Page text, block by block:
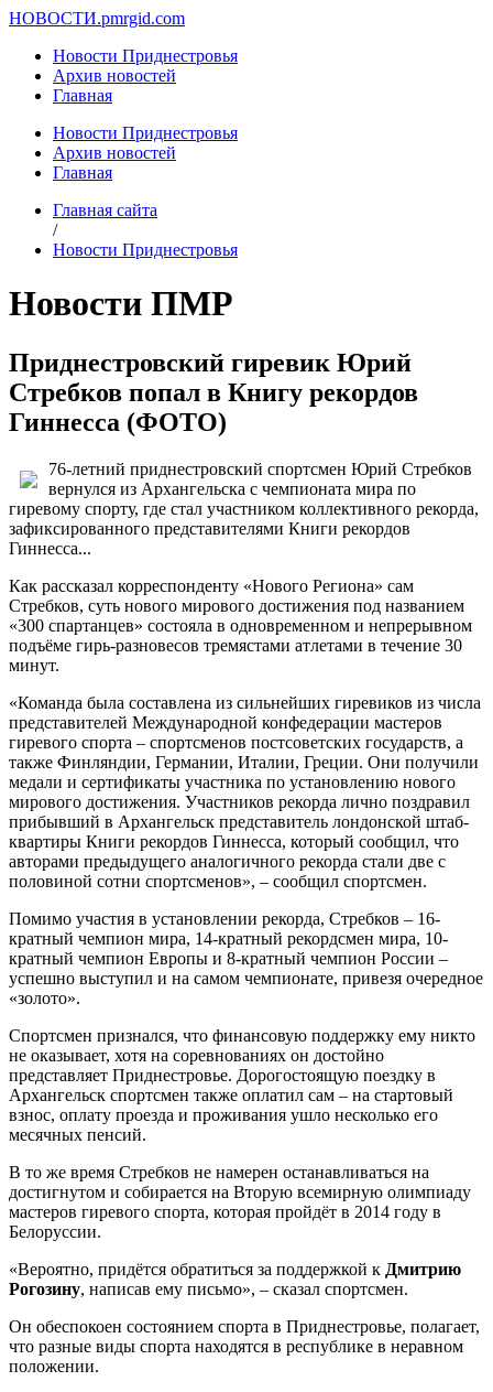
НОВОСТИ.pmrgid.com
Новости Приднестровья
Архив новостей
Главная
Новости Приднестровья
Архив новостей
Главная
Главная сайта
/
Новости Приднестровья
Новости ПМР
Приднестровский гиревик Юрий
Стребков попал в Книгу рекордов
Гиннесса (ФОТО)
76-летний приднестровский спортсмен Юрий Стребков
вернулся из Архангельска с чемпионата мира по
гиревому спорту, где стал участником коллективного рекорда,
зафиксированного представителями Книги рекордов
Гиннесса...
Как рассказал корреспонденту «Нового Региона» сам
Стребков, суть нового мирового достижения под названием
«300 спартанцев» состояла в одновременном и непрерывном
подъёме гирь-разновесов тремястами атлетами в течение 30
минут.
«Команда была составлена из сильнейших гиревиков из числа
представителей Международной конфедерации мастеров
гиревого спорта – спортсменов постсоветских государств, а
также Финляндии, Германии, Италии, Греции. Они получили
медали и сертификаты участника по установлению нового
мирового достижения. Участников рекорда лично поздравил
прибывший в Архангельск представитель лондонской штаб-
квартиры Книги рекордов Гиннесса, который сообщил, что
авторами предыдущего аналогичного рекорда стали две с
половиной сотни спортсменов», – сообщил спортсмен.
Помимо участия в установлении рекорда, Стребков – 16-
кратный чемпион мира, 14-кратный рекордсмен мира, 10-
кратный чемпион Европы и 8-кратный чемпион России –
успешно выступил и на самом чемпионате, привезя очередное
«золото».
Спортсмен признался, что финансовую поддержку ему никто
не оказывает, хотя на соревнованиях он достойно
представляет Приднестровье. Дорогостоящую поездку в
Архангельск спортсмен также оплатил сам – на стартовый
взнос, оплату проезда и проживания ушло несколько его
месячных пенсий.
В то же время Стребков не намерен останавливаться на
достигнутом и собирается на Вторую всемирную олимпиаду
мастеров гиревого спорта, которая пройдёт в 2014 году в
Белоруссии.
«Вероятно, придётся обратиться за поддержкой к Дмитрию
Рогозину, написав ему письмо», – сказал спортсмен.
Он обеспокоен состоянием спорта в Приднестровье, полагает,
что разные виды спорта находятся в республике в неравном
положении.